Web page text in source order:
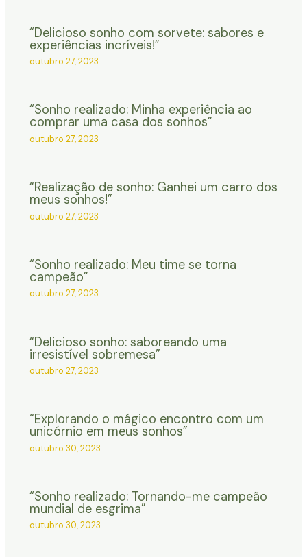
“Delicioso sonho com sorvete: sabores e
experiências incríveis!”
outubro 27, 2023
“Sonho realizado: Minha experiência ao
comprar uma casa dos sonhos”
outubro 27, 2023
“Realização de sonho: Ganhei um carro dos
meus sonhos!”
outubro 27, 2023
“Sonho realizado: Meu time se torna
campeão”
outubro 27, 2023
“Delicioso sonho: saboreando uma
irresistível sobremesa”
outubro 27, 2023
“Explorando o mágico encontro com um
unicórnio em meus sonhos”
outubro 30, 2023
“Sonho realizado: Tornando-me campeão
mundial de esgrima”
outubro 30, 2023